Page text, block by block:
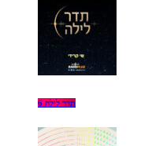
תדר לילה 6